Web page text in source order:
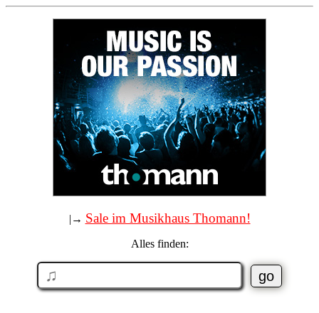
|→ Sale im Musikhaus Thomann!
Alles finden: